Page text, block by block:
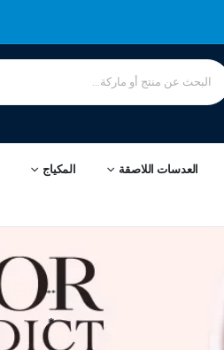
العدسات اللاصقة المكياج
****
*